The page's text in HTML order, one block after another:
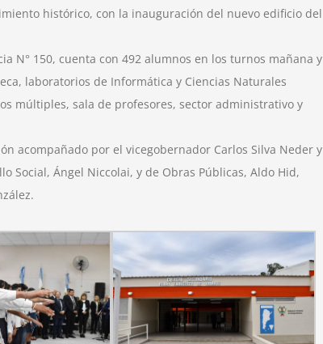
histórico, con la inauguración del nuevo edificio del
N° 150, cuenta con 492 alumnos en los turnos mañana y
laboratorios de Informática y Ciencias Naturales
múltiples, sala de profesores, sector administrativo y
acompañado por el vicegobernador Carlos Silva Neder y
Social, Ángel Niccolai, y de Obras Públicas, Aldo Hid,